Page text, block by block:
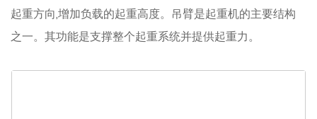
起重方向,增加负载的起重高度。吊臂是起重机的主要结构
之一。其功能是支撑整个起重系统并提供起重力。